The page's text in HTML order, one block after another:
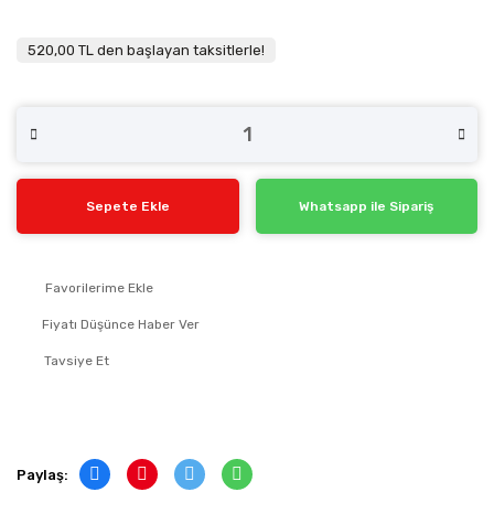
520,00 TL den başlayan taksitlerle!
Sepete Ekle Whatsapp ile Sipariş
Fiyatı Düşünce Haber Ver
Tavsiye Et
Paylaş: